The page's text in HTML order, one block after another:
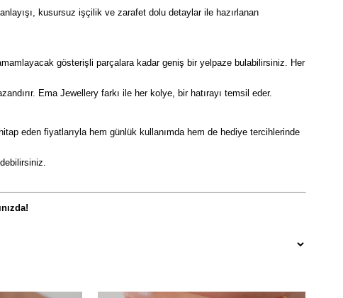
kusursuz işçilik ve zarafet dolu detaylar ile hazırlanan
gösterişli parçalara kadar geniş bir yelpaze bulabilirsiniz. Her
Ema Jewellery farkı ile her kolye, bir hatırayı temsil eder.
eden fiyatlarıyla hem günlük kullanımda hem de hediye tercihlerinde